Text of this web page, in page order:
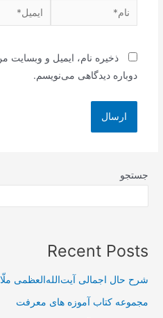
نام* ایمیل*
ذخیره نام، ایمیل و وبسایت
دوباره دیدگاهی می‌نویسم.
جستجو
Recent Posts
شرح حال اجمالی آیت‌الله‌العظمی
مجموعه کتاب آموزه های معرفت